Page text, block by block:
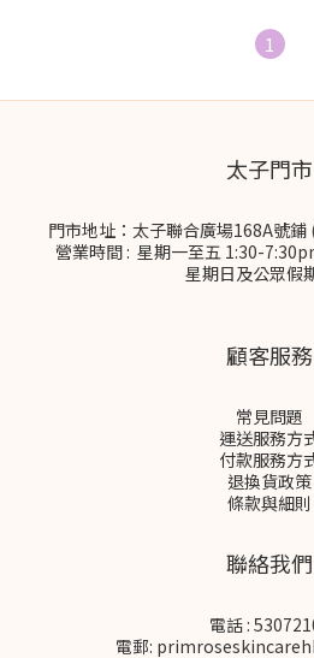
1
太子門市
門市地址：太子聯合廣場168A號
營業時間 : 星期一至五 1:30-
星期日及公眾假
顧客服務
常見問題
運送服務方
付款服務方
退換貨政策
條款與細則
聯絡我們
電話 :
電郵: